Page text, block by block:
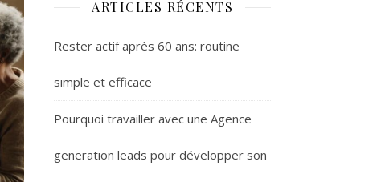
ARTICLES RÉCENTS
Rester actif après 60 ans: routine
simple et efficace
Pourquoi travailler avec une Agence
generation leads pour développer son